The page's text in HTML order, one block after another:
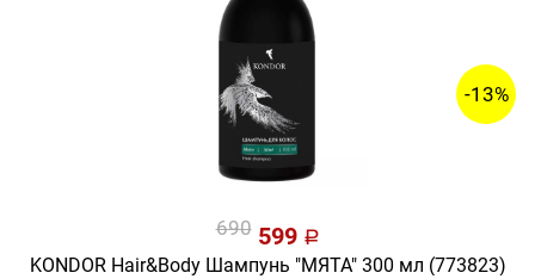
-13%
690599 a
KONDOR Hair&Body Шампунь "МЯТА" 300 мл (773823)